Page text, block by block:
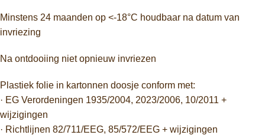
Minstens 24 maanden op <-18°C houdbaar na datum van
invriezing
Na ontdooiing niet opnieuw invriezen
Plastiek folie in kartonnen doosje conform met:
· EG Verordeningen 1935/2004, 2023/2006, 10/2011 +
wijzigingen
· Richtlijnen 82/711/EEG, 85/572/EEG + wijzigingen